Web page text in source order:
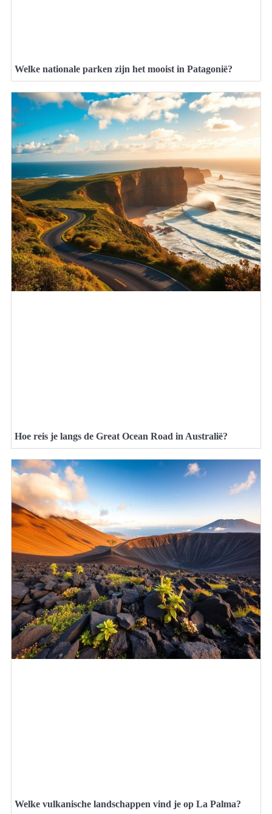
Welke nationale parken zijn het mooist in Patagonië?
Hoe reis je langs de Great Ocean Road in Australië?
Welke vulkanische landschappen vind je op La Palma?